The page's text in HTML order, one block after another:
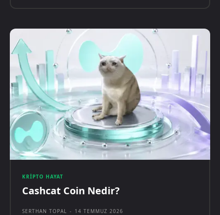
KRIPTO HAYAT
Cashcat Coin Nedir?
SERTHAN TOPAL - 14 TEMMUZ 2026